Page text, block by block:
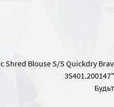
Shred Blouse S/S Quickdry